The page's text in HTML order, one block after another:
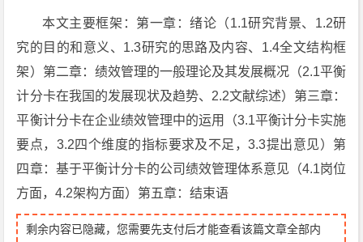
本文主要框架：第一章：绪论（1.1研究背景、1.2研
究的目的和意义、1.3研究的思路及内容、1.4全文结构框
架）第二章：绩效管理的一般理论及其发展概况（2.1平衡
计分卡在我国的发展现状及趋势、2.2文献综述）第三章：
平衡计分卡在企业绩效管理中的运用（3.1平衡计分卡实施
要点，3.2四个维度的指标要求及不足，3.3提出意见）第
四章：基于平衡计分卡的公司绩效管理体系意见（4.1岗位
方面，4.2架构方面）第五章：结束语
剩余内容已隐藏，您需要先支付后才能查看该篇文章全部内